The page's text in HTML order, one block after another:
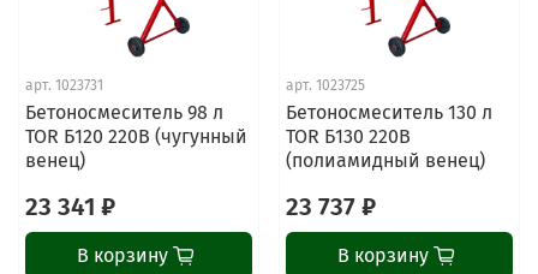
арт. 1023731
Бетоносмеситель 98 л
TOR Б120 220В (чугунный
венец)
23 341 ₽
В корзину
арт. 1023725
Бетоносмеситель 130 л
TOR Б130 220В
(полиамидный венец)
23 737 ₽
В корзину